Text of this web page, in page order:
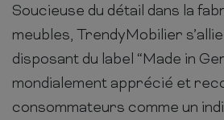
Soucieuse du détail dans la
meubles, TrendyMobilier
disposant du label “Made in
mondialement apprécié et
consommateurs comme un